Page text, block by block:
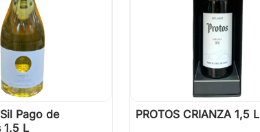
Vista rápida
Pago de
1,5 L
 Vista rápida
PROTOS CRIANZA 1,5 L